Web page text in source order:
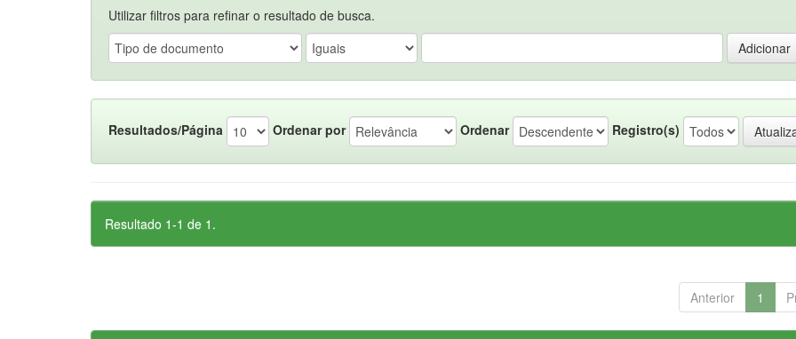
Utilizar filtros para refinar o resultado de busca.
Resultados/Página Ordenar por Ordenar Registro(s)
Resultado 1-1 de 1.
Anterior 1